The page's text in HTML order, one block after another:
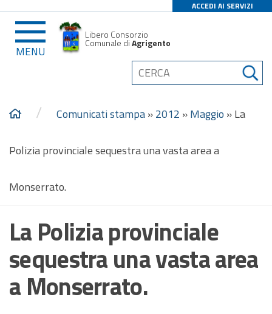
ACCEDI AI SERVIZI
MENU
Libero Consorzio
Comunale diAgrigento
/ Comunicati stampa»2012 »Maggio »La
Polizia provinciale sequestra una vasta area a
Monserrato.
La Polizia provinciale
sequestra una vasta area
a Monserrato.